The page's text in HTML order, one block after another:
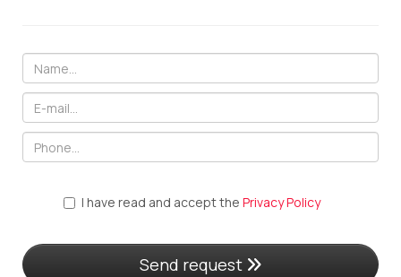
I have read and accept the Privacy Policy
Send request